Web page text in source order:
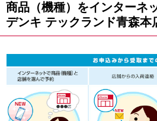
商品（機種）をインターネ
デンキ テックランド青森本